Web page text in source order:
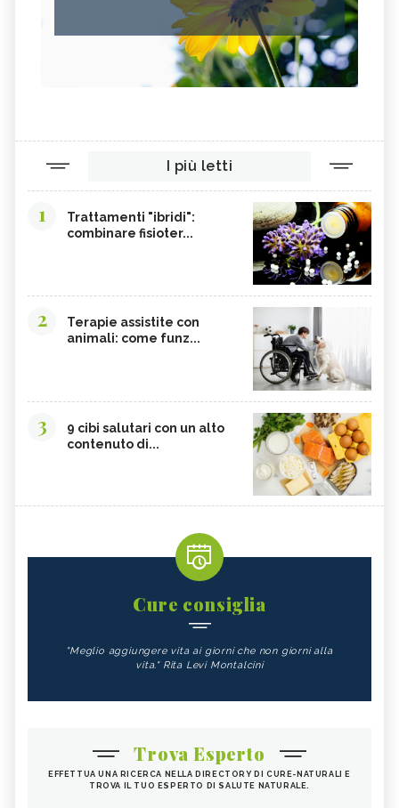
I più letti
1
Trattamenti "ibridi":
combinare fisioter...
2
Terapie assistite con
animali: come funz...
3
9 cibi salutari con un alto
contenuto di...
Cure consiglia
"Meglio aggiungere vita ai giorni che non giorni alla
vita." Rita Levi Montalcini
Trova Esperto
EFFETTUA UNA RICERCA NELLA DIRECTORY DI CURE-NATURALI E
TROVA IL TUO ESPERTO DI SALUTE NATURALE.